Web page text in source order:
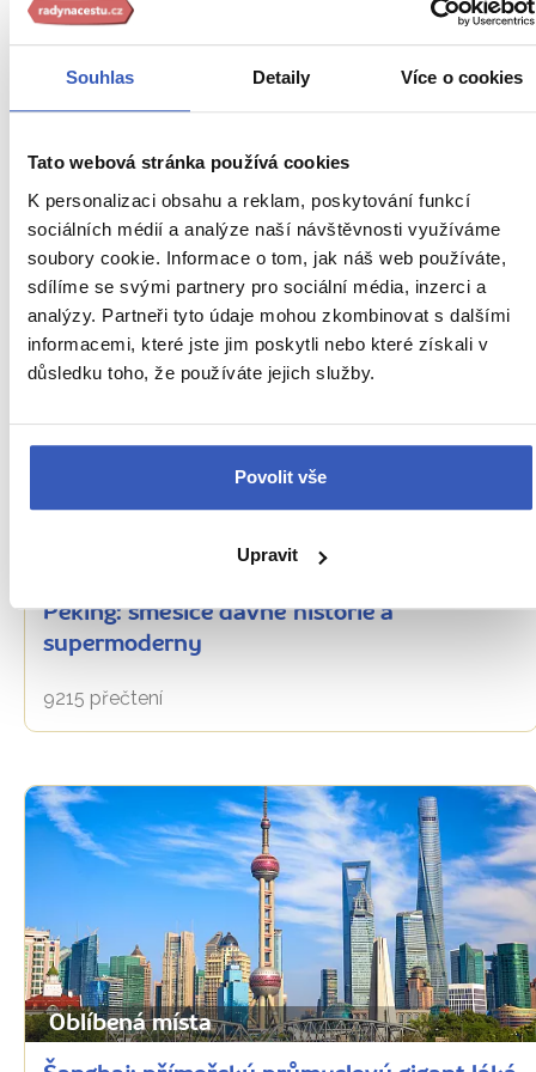
Souhlas Detaily Více o cookies
Tato webová stránka používá cookies
K personalizaci obsahu a reklam, poskytování funkcí
sociálních médií a analýze naší návštěvnosti využíváme
soubory cookie. Informace o tom, jak náš web používáte,
sdílíme se svými partnery pro sociální média, inzerci a
analýzy. Partneři tyto údaje mohou zkombinovat s dalšími
informacemi, které jste jim poskytli nebo které získali v
důsledku toho, že používáte jejich služby.
Povolit vše
Upravit
Císařské hrobky: oblíbený cíl turistů a
5214 přečtení
Peking: směsice dávné historie a
supermoderny
9215 přečtení
Oblíbená místa